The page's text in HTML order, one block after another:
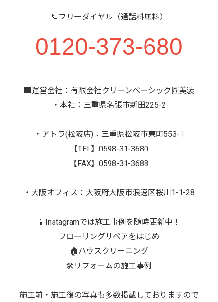
📞フリーダイヤル（通話料無料）
0120-373-680
🏢運営会社：有限会社クリーンベーシック匠美装
・本社：三重県名張市新田225-2
・アトラ(松阪店)：三重県松阪市東町553-1
【TEL】0598-31-3680
【FAX】0598-31-3688
・大阪オフィス：大阪府大阪市浪速区桜川1-1-28
📱Instagramでは施工事例を随時更新中！
フローリングリペアをはじめ
🏠ハウスクリーニング
🛠️リフォームの施工事例
施工前・施工後の写真も多数掲載しておりますので